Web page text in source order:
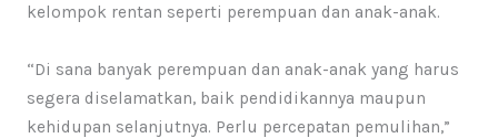
kelompok rentan seperti perempuan dan anak-anak.
“Di sana banyak perempuan dan anak-anak yang harus
segera diselamatkan, baik pendidikannya maupun
kehidupan selanjutnya. Perlu percepatan pemulihan,”